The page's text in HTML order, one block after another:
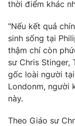
thời điểm khác
"Nếu kết quả
sinh sống tại
thậm chí còn
sư Chris Stinger,
gốc loài người
Londonm, người
này.
Theo Giáo sư